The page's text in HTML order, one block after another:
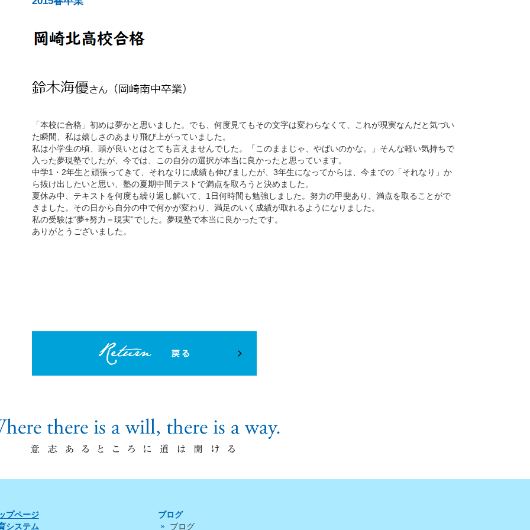
「本校に合格」初めは夢かと思いました。でも、何度見てもその文字は変わらなくて、これが現実なんだと気づい
た瞬間、私は嬉しさのあまり飛び上がっていました。
私は小学生の頃、頭が良いとはとても言えませんでした。「このままじゃ、やばいのかな。」そんな軽い気持ちで
入った夢現塾でしたが、今では、この自分の選択が本当に良かったと思っています。
中学1・2年生と頑張ってきて、それなりに成績も伸びましたが、3年生になってからは、今までの「それなり」か
ら抜け出したいと思い、塾の夏期中間テストで満点を取ろうと決めました。
夏休み中、テキストを何度も繰り返し解いて、1日何時間も勉強しました。努力の甲斐あり、満点を取ることがで
きました。その日から自分の中で何かが変わり、満足のいく成績が取れるようになりました。
私の受験は“夢+努力＝現実”でした。夢現塾で本当に良かったです。
ありがとうございました。
プページ
システム
ブログ
ブログ